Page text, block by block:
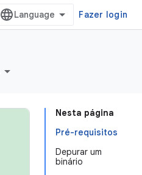
Fazer login
Nesta página
Pré-requisitos
Depurar um
binário